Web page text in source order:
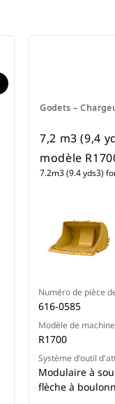
Godets –
7,2 m3 (9,4
modèle
7.2m3 (9.4 yds3)
Numéro de pièce
616-0585
Modèle de machine
R1700
Système d'outil
Modulaire à
flèche à